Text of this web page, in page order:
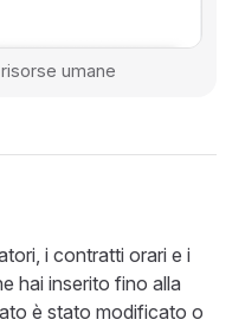
umane
i contratti orari e i
hai inserito fino alla
è stato modificato o